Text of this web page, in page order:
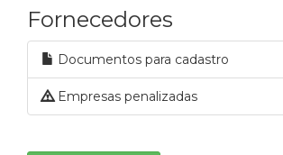
Fornecedores
Documentos para cadastro
Empresas penalizadas